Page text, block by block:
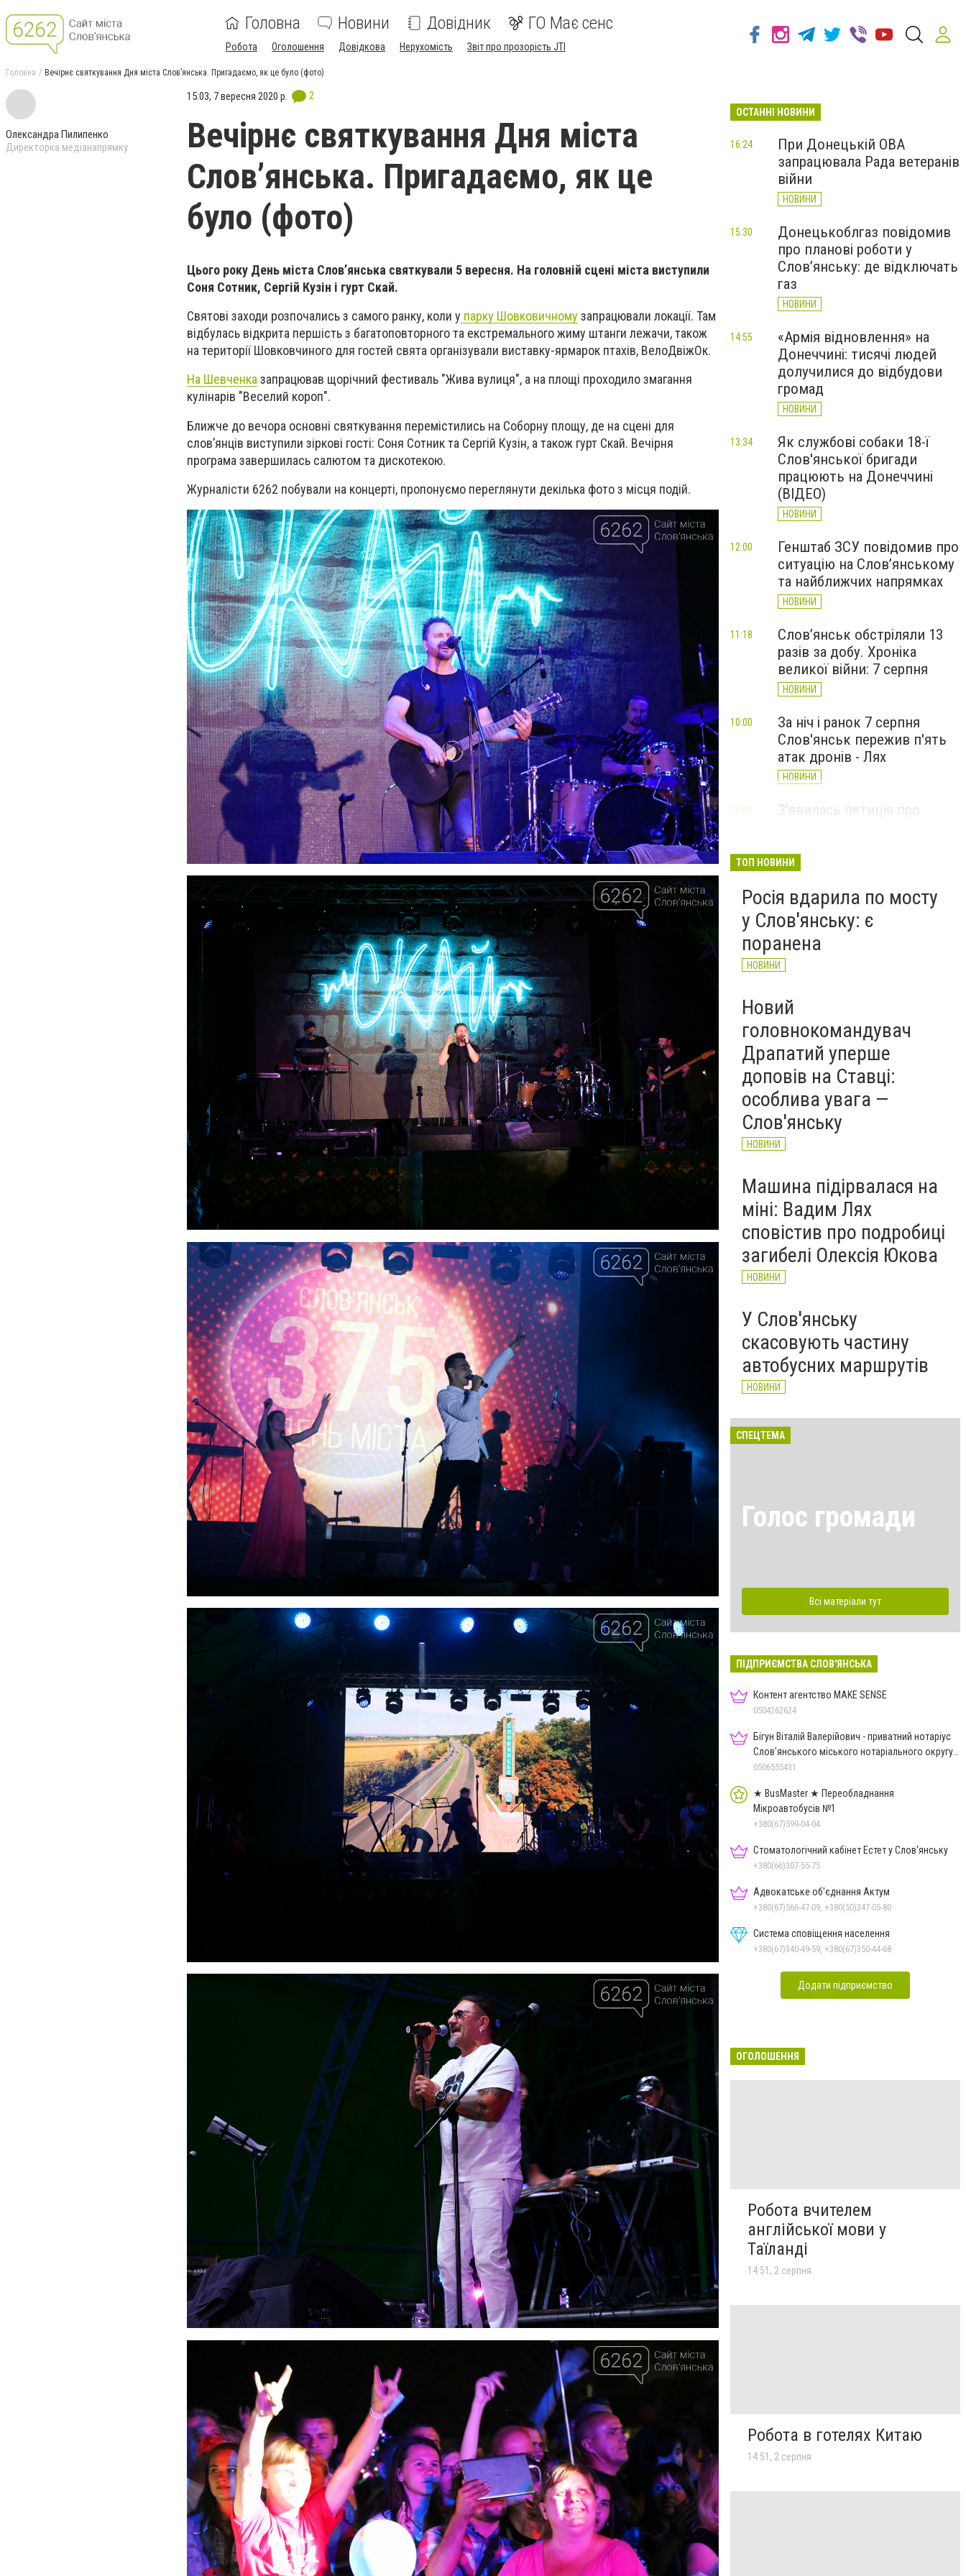
Головна Новини Довідник ГО Має сенс
Робота Оголошення Довідкова Нерухомість Звіт про прозорість JTI
Головна Вечірнє святкування Дня міста Слов’янська. Пригадаємо, як це було (фото)
Олександра Пилипенко
Директорка медіанапрямку
15:03, 7 вересня 2020 р. 2
Вечірнє святкування Дня міста
Слов’янська. Пригадаємо, як це
було (фото)
Цього року День міста Слов’янська святкували 5 вересня. На головній сцені міста виступили
Соня Сотник, Сергій Кузін і гурт Скай.
Святові заходи розпочались з самого ранку, коли у парку Шовковичному запрацювали локації. Там
відбулась відкрита першість з багатоповторного та екстремального жиму штанги лежачи, також
на території Шовковчиного для гостей свята організували виставку-ярмарок птахів, ВелоДвіжОк.
На Шевченказапрацював щорічний фестиваль "Жива вулиця", а на площі проходило змагання
кулінарів "Веселий короп".
Ближче до вечора основні святкування перемістились на Соборну площу, де на сцені для
слов’янців виступили зіркові гості: Соня Сотник та Сергій Кузін, а також гурт Скай. Вечірня
програма завершилась салютом та дискотекою.
Журналісти 6262 побували на концерті, пропонуємо переглянути декілька фото з місця подій.
ОСТАННІ НОВИНИ
При Донецькій ОВА
запрацювала Рада ветеранів
війни
НОВИНИ
16:24
Донецькоблгаз повідомив
про планові роботи у
Слов’янську: де відключать
газ
НОВИНИ
15:30
«Армія відновлення» на
Донеччині: тисячі людей
долучилися до відбудови
громад
НОВИНИ
14:55
Як службові собаки 18-ї
Слов'янської бригади
працюють на Донеччині
(ВІДЕО)
НОВИНИ
13:34
Генштаб ЗСУ повідомив про
ситуацію на Слов’янському
та найближчих напрямках
НОВИНИ
12:00
Слов’янськ обстріляли 13
разів за добу. Хроніка
великої війни: 7 серпня
НОВИНИ
11:18
За ніч і ранок 7 серпня
Слов'янськ пережив п'ять
атак дронів - Лях
НОВИНИ
10:00
З’явилась петиція про
(посмертно)
09:02
ТОП НОВИНИ
Росія вдарила по мосту
у Слов'янську: є
поранена
НОВИНИ
Новий
головнокомандувач
Драпатий уперше
доповів на Ставці:
особлива увага —
Слов'янську
НОВИНИ
Машина підірвалася на
міні: Вадим Лях
сповістив про подробиці
загибелі Олексія Юкова
НОВИНИ
У Слов'янську
скасовують частину
автобусних маршрутів
НОВИНИ
СПЕЦТЕМА
Голос громади
Всі матеріали тут
ПІДПРИЄМСТВА СЛОВ'ЯНСЬКА
Контент агентство MAKE SENSE
0504262624
Бігун Віталій Валерійович - приватний нотаріус
Слов'янського міського нотаріального округу
Дон.обл.
0506555431
★ BusMaster ★ Переобладнання
Мікроавтобусів №1
+380(67)599-04-04
Стоматологічний кабінет Естет у Слов'янську
+380(66)307-55-75
Адвокатське об'єднання Актум
+380(67)566-47-09, +380(50)347-05-80
Система сповіщення населення
+380(67)340-49-59, +380(67)350-44-68
Додати підприємство
ОГОЛОШЕННЯ
Робота вчителем
англійської мови у
Таїланді
14:51, 2 серпня
Робота в готелях Китаю
14:51, 2 серпня